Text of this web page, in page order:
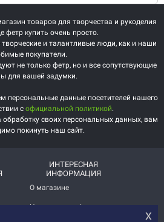
товаров для творчества и рукоделия
фетр купить очень просто.
и талантливые люди, как и наши
покупатели.
не только фетр, но и все сопутствующие
для вашей задумки.
персональные данные посетителей нашего
с официальной политикой.
обработку своих персональных данных, вам
покинуть наш сайт.
ИНТЕРЕСНАЯ
ИНФОРМАЦИЯ
О магазине
Немного о нас!
х